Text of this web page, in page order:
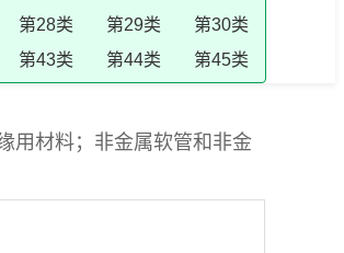
第28类 第29类
第30类
第43类 第44类 第45类
用材料；非金属软管和非金